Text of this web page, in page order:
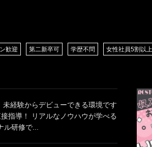
歓迎 第二新卒可 学歴不問 女性社員5割以上
経験からデビューできる環境です
指導！ リアルなノウハウが学べる
研修で...